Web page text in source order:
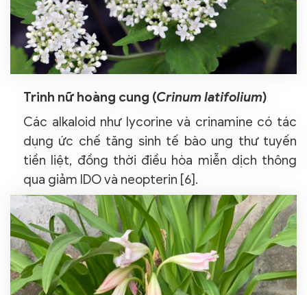
Trinh nữ hoàng cung (Crinum latifolium)
Các alkaloid như lycorine và crinamine có tác
dụng ức chế tăng sinh tế bào ung thư tuyến
tiền liệt, đồng thời điều hòa miễn dịch thông
qua giảm IDO và neopterin [6].